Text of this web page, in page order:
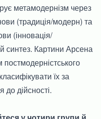
метамодернізм через
(традиція/модерн) та
(інновація/
синтез. Картини Арсена
їх за
до дійсності.